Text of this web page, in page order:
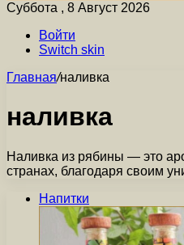
Суббота , 8 Август 2026
Войти
Switch skin
Главная/наливка
наливка
Наливка из рябины — это
странах, благодаря своим
Напитки